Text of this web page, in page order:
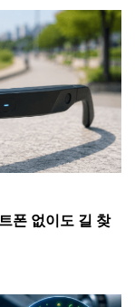
폰 없이도 길 찾